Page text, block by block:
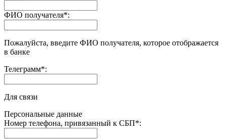
ФИО получателя*:
Пожалуйста, введите ФИО получателя, которое отображается
в банке
Телеграмм*:
Для связи
Персональные данные
Номер телефона, привязанный к СБП*: